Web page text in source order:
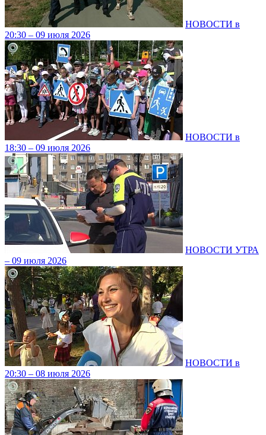
НОВОСТИ в
20:30 – 09 июля 2026
НОВОСТИ в
18:30 – 09 июля 2026
НОВОСТИ УТРА
– 09 июля 2026
НОВОСТИ в
20:30 – 08 июля 2026